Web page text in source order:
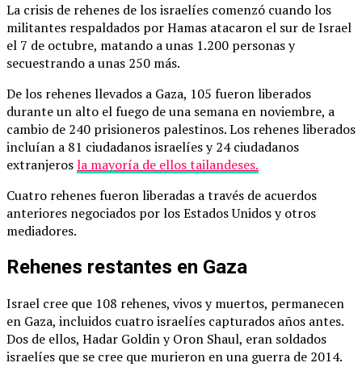
La crisis de rehenes de los israelíes comenzó cuando los
militantes respaldados por Hamas atacaron el sur de Israel
el 7 de octubre, matando a unas 1.200 personas y
secuestrando a unas 250 más.
De los rehenes llevados a Gaza, 105 fueron liberados
durante un alto el fuego de una semana en noviembre, a
cambio de 240 prisioneros palestinos. Los rehenes liberados
incluían a 81 ciudadanos israelíes y 24 ciudadanos
extranjerosla mayoría de ellos tailandeses.
Cuatro rehenes fueron liberadas a través de acuerdos
anteriores negociados por los Estados Unidos y otros
mediadores.
Rehenes restantes en Gaza
Israel cree que 108 rehenes, vivos y muertos, permanecen
en Gaza, incluidos cuatro israelíes capturados años antes.
Dos de ellos, Hadar Goldin y Oron Shaul, eran soldados
israelíes que se cree que murieron en una guerra de 2014.